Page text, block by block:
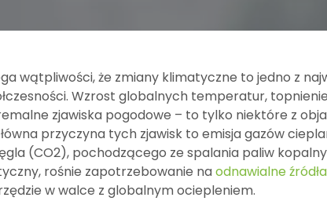
wątpliwości, że zmiany klimatyczne to jedno z
Wzrost globalnych temperatur,
zjawiska pogodowe – to tylko niektóre z
przyczyna tych zjawisk to emisja gazów
(CO2), pochodzącego ze spalania paliw
rośnie zapotrzebowanie naodnawialne
w walce z globalnym ociepleniem.